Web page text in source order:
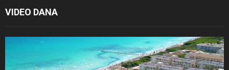
VIDEO DANA